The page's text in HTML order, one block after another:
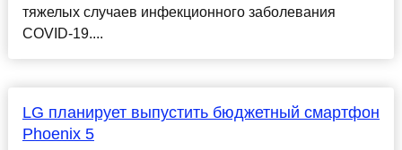
тяжелых случаев инфекционного заболевания
COVID-19....
LG планирует выпустить бюджетный смартфон
Phoenix 5